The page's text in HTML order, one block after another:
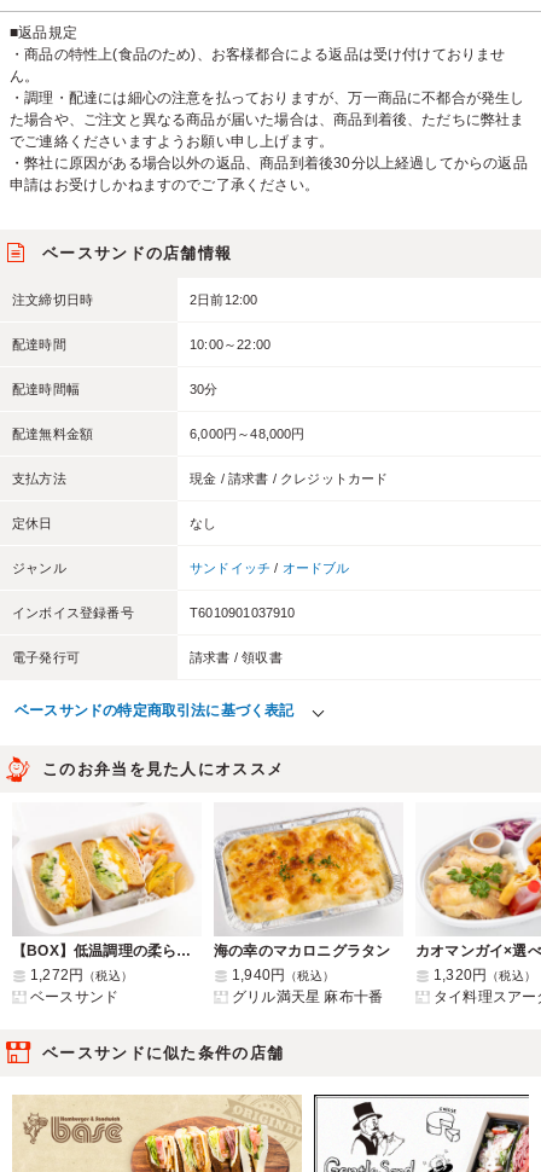
■返品規定
・商品の特性上(食品のため)、お客様都合による返品は受け付けておりませ
ん。
・調理・配達には細心の注意を払っておりますが、万一商品に不都合が発生し
た場合や、ご注文と異なる商品が届いた場合は、商品到着後、ただちに弊社ま
でご連絡くださいますようお願い申し上げます。
・弊社に原因がある場合以外の返品、商品到着後30分以上経過してからの返品
申請はお受けしかねますのでご了承ください。
ベースサンドの店舗情報
注文締切日時 2日前12:00
配達時間 10:00～22:00
配達時間幅 30分
配達無料金額 6,000円～48,000円
支払方法 現金 / 請求書 / クレジットカード
定休日 なし
ジャンル サンドイッチ / オードブル
インボイス登録番号 T6010901037910
電子発行可 請求書 / 領収書
ベースサンドの特定商取引法に基づく表記
このお弁当を見た人にオススメ
【BOX】低温調理の柔らかチキンとブロッコリーのプロテインサンド
1,272円
（税込）
ベースサンド
海の幸のマカロニグラタン
1,940円
（税込）
グリル満天星 麻布十番
1,320円 （税込）
タイ料理スアー
ベースサンドに似た条件の店舗